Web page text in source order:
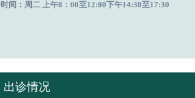
间：周二 上午8：00至12:00下午14:30至17:30
出诊情况